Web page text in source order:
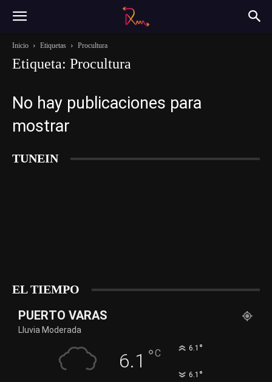
Inicio Etiquetas Procultura
Etiqueta: Procultura
No hay publicaciones para
mostrar
TUNEIN
EL TIEMPO
PUERTO VARAS
Lluvia Moderada
6.1 °C 6.1 °
6.1 °